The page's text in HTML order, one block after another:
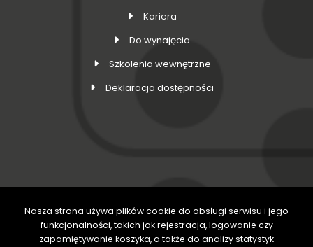
Kariera
Do wynajęcia
Szkolenia wewnętrzne
Deklaracja dostępności
DOŁĄCZ DO NAS
Nasza strona używa plików cookie do obsługi serwisu i jego
funkcjonalności, takich jak rejestracja, logowanie czy
zapamiętywanie koszyka, a także do analizy statystyk